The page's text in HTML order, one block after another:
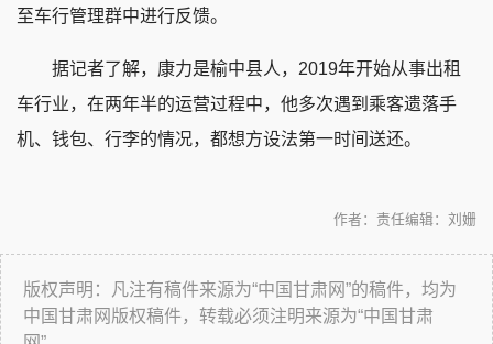
至车行管理群中进行反馈。
据记者了解，康力是榆中县人，2019年开始从事出租
车行业，在两年半的运营过程中，他多次遇到乘客遗落手
机、钱包、行李的情况，都想方设法第一时间送还。
责任编辑：刘姗
作者：
版权声明：凡注有稿件来源为“中国甘肃网”的稿件，均为
中国甘肃网版权稿件，转载必须注明来源为“中国甘肃